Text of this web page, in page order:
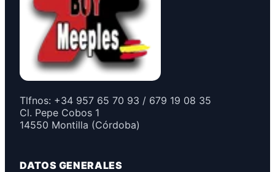
Tlfnos: +34 957 65 70 93 / 679 19 08 35
Cl. Pepe Cobos 1
14550 Montilla (Córdoba)
DATOS GENERALES